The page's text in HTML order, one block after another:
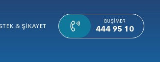
& ŞİKAYET
BUŞIMER
444 95 10